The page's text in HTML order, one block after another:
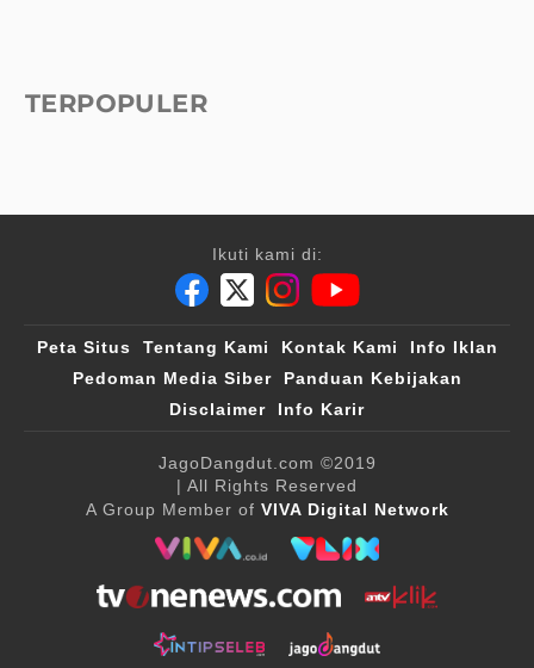
TERPOPULER
Ikuti kami di:
Peta Situs Tentang Kami Kontak Kami
Info Iklan
Pedoman Media Siber
Panduan Kebijakan
Disclaimer
Info Karir
JagoDangdut.com ©2019
| All Rights Reserved
A Group Member of VIVA Digital Network